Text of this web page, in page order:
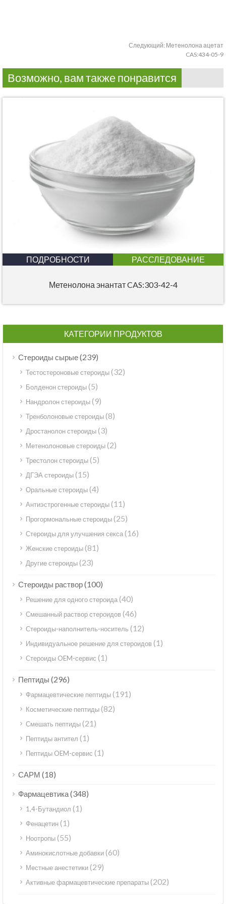
Следующий: Метенолона ацетат
CAS:434-05-9
Возможно, вам также понравится
ПОДРОБНОСТИ РАССЛЕДОВАНИЕ
Метенолона энантат CAS:303-42-4
КАТЕГОРИИ ПРОДУКТОВ
Стероиды сырые(239)
Тестостероновые стероиды(32)
Болденон стероиды(5)
Нандролон стероиды(9)
Тренболоновые стероиды(8)
Дростанолон стероиды(3)
Метенолоновые стероиды(2)
Трестолон стероиды(5)
ДГЭА стероиды(15)
Оральные стероиды(4)
Антиэстрогенные стероиды(11)
Прогормональные стероиды(25)
Стероиды для улучшения секса(16)
Женские стероиды(81)
Другие стероиды(23)
Стероиды раствор(100)
Решение для одного стероида(40)
Смешанный раствор стероидов (46)
Стероиды-наполнитель-носитель (12)
Индивидуальное решение для стероидов (1)
Стероиды OEM-сервис (1)
Пептиды (296)
Фармацевтические пептиды(191)
Косметические пептиды(82)
Смешать пептиды(21)
Пептиды антител (1)
Пептиды OEM-сервис (1)
САРМ (18)
Фармацевтика(348)
1,4-Бутандиол (1)
Фенацетин(1)
Ноотропы(55)
Аминокислотные добавки(60)
Местные анестетики(29)
Активные фармацевтические препараты(202)